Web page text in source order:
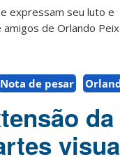
expressam seu luto e
de Orlando
Nota de pesar